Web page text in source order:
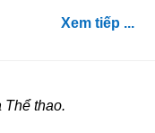
Xem tiếp ...
Thể thao.